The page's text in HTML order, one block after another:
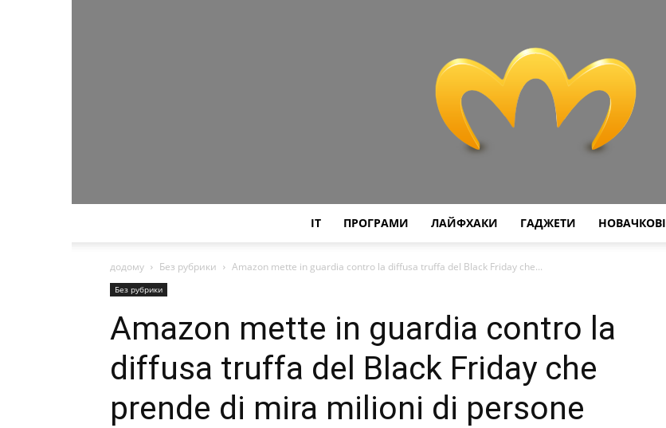
IT ПРОГРАМИ ЛАЙФХАКИ ГАДЖЕТИ НОВАЧКОВІ
додому Без рубрики Amazon mette in guardia contro la diffusa truffa del Black Friday che...
Без рубрики
Amazon mette in guardia contro la
diffusa truffa del Black Friday che
prende di mira milioni di persone